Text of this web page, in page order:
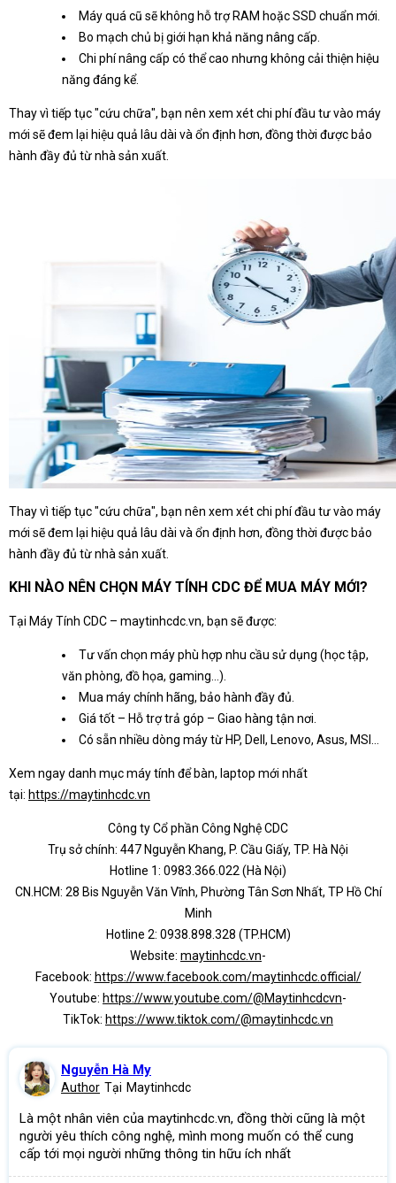
Máy quá cũ sẽ không hỗ trợ RAM hoặc SSD chuẩn mới.
Bo mạch chủ bị giới hạn khả năng nâng cấp.
Chi phí nâng cấp có thể cao nhưng không cải thiện hiệu
năng đáng kể.
Thay vì tiếp tục "cứu chữa", bạn nên xem xét chi phí đầu tư vào máy
mới sẽ đem lại hiệu quả lâu dài và ổn định hơn, đồng thời được bảo
hành đầy đủ từ nhà sản xuất.
Thay vì tiếp tục "cứu chữa", bạn nên xem xét chi phí đầu tư vào máy
mới sẽ đem lại hiệu quả lâu dài và ổn định hơn, đồng thời được bảo
hành đầy đủ từ nhà sản xuất.
KHI NÀO NÊN CHỌN MÁY TÍNH CDC ĐỂ MUA MÁY MỚI?
Tại Máy Tính CDC – maytinhcdc.vn, bạn sẽ được:
Tư vấn chọn máy phù hợp nhu cầu sử dụng (học tập,
văn phòng, đồ họa, gaming...).
Mua máy chính hãng, bảo hành đầy đủ.
Giá tốt – Hỗ trợ trả góp – Giao hàng tận nơi.
Có sẵn nhiều dòng máy từ HP, Dell, Lenovo, Asus, MSI…
Xem ngay danh mục máy tính để bàn, laptop mới nhất
tại: https://maytinhcdc.vn
Công ty Cổ phần Công Nghệ CDC
Trụ sở chính: 447 Nguyễn Khang, P. Cầu Giấy, TP. Hà Nội
Hotline 1: 0983.366.022 (Hà Nội)
CN.HCM: 28 Bis Nguyễn Văn Vĩnh, Phường Tân Sơn Nhất, TP Hồ Chí
Minh
Hotline 2: 0938.898.328 (TP.HCM)
Website: maytinhcdc.vn-
Facebook: https://www.facebook.com/maytinhcdc.official/
Youtube: https://www.youtube.com/@Maytinhcdcvn-
TikTok: https://www.tiktok.com/@maytinhcdc.vn
Nguyễn Hà My
Author Tại Maytinhcdc
Là một nhân viên của maytinhcdc.vn, đồng thời cũng là một
người yêu thích công nghệ, mình mong muốn có thể cung
cấp tới mọi người những thông tin hữu ích nhất